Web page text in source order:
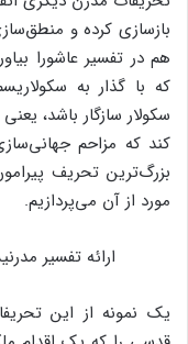
بازسازی کرده و
هم در تفسیر عاشورا
که با گذار به
سکولار سازگار باشد،
کند که مزاحم
بزرگ‌ترین تحریف
مورد از آن می‌پردازیم.
ارائه تفسیر
یک نمونه از این